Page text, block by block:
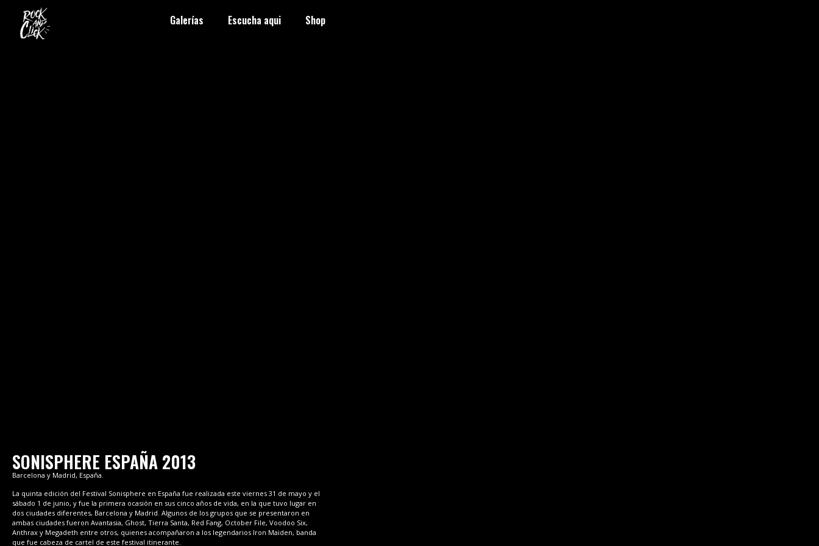
Galerías Escucha aqui Shop
SONISPHERE ESPAÑA 2013
Barcelona y Madrid, España.
La quinta edición del Festival Sonisphere en España fue realizada este viernes 31 de mayo y el
sábado 1 de junio, y fue la primera ocasión en sus cinco años de vida, en la que tuvo lugar en
dos ciudades diferentes, Barcelona y Madrid. Algunos de los grupos que se presentaron en
ambas ciudades fueron Avantasia, Ghost, Tierra Santa, Red Fang, October File, Voodoo Six,
Anthrax y Megadeth entre otros, quienes acompañaron a los legendarios Iron Maiden, banda
que fue cabeza de cartel de este festival itinerante.